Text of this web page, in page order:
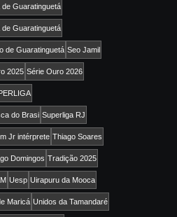
Guaratinguetá
Guaratinguetá
de Guaratinguetá Seo Jamil
2025 Série Ouro 2026
do Brasi Superliga RJ
Jr intérprete Thiago Soares
Domingos Tradição 2025
Uesp Uirapuru da Mooca
Maricá Unidos da Tamandaré